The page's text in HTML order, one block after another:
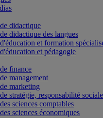
didactique
didactique des langues
et formation
et pédagogie
finance
management
marketing
stratégie, responsabilité
sciences comptables
sciences économiques